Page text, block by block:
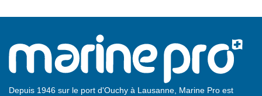
Depuis 1946 sur le port d'Ouchy à Lausanne, Marine Pro est